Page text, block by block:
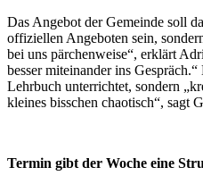
Das Angebot der Gemeinde soll
offiziellen Angeboten sein,
bei uns pärchenweise“, erklärt
besser miteinander ins
Lehrbuch unterrichtet, sondern
kleines bisschen chaotisch“, sagt
Termin gibt der Woche eine